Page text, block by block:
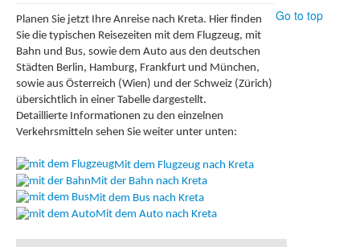
Planen Sie jetzt Ihre Anreise nach Kreta. Hier finden
Sie die typischen Reisezeiten mit dem Flugzeug, mit
Bahn und Bus, sowie dem Auto aus den deutschen
Städten Berlin, Hamburg, Frankfurt und München,
sowie aus Österreich (Wien) und der Schweiz (Zürich)
übersichtlich in einer Tabelle dargestellt.
Detaillierte Informationen zu den einzelnen
Verkehrsmitteln sehen Sie weiter unter unten:
Mit dem Flugzeug nach Kreta
Mit der Bahn nach Kreta
Mit dem Bus nach Kreta
Mit dem Auto nach Kreta
Go to top